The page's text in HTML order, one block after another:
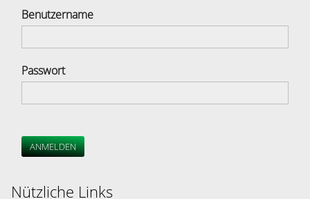
Benutzername
Passwort
ANMELDEN
Nützliche Links